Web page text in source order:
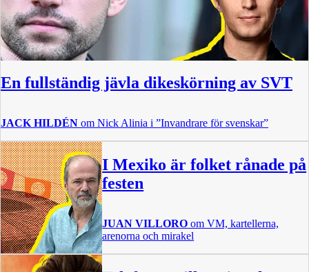
En fullständig jävla dikeskörning av SVT
JACK HILDÉN om Nick Alinia i ”Invandrare för svenskar”
I Mexiko är folket rånade på
festen
JUAN VILLORO om VM, kartellerna,
arenorna och mirakel